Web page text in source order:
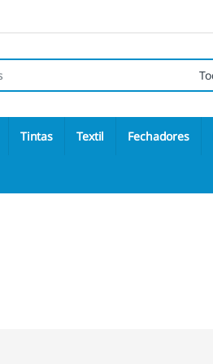
Tintas Textil Fechadores